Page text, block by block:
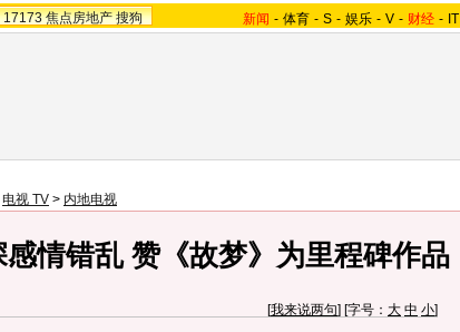
17173 焦点房地产 搜狗 新闻 - 体育 - S - 娱乐 - V - 财经 - IT
电视 TV > 内地电视
感情错乱 赞《故梦》为里程碑作品
[我来说两句] [字号： 大 中 小]